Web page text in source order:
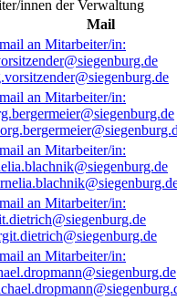
innen der Verwaltung
Mail